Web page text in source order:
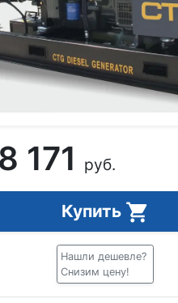
171 руб.
Купить
Нашли дешевле?
Снизим цену!